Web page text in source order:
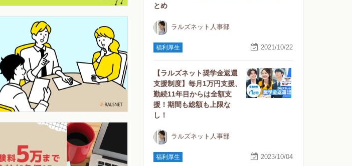
とめ
ラルズネット人事部
福利厚生 2021/10/22
【ラルズネット奨学金返還
支援制度】毎月1万円支援、
勤続11年目からは全額支
援！期間も総額も上限な
し！
ラルズネット人事部
福利厚生 2023/10/04